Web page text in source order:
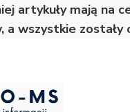
artykuły mają
a wszystkie zostały